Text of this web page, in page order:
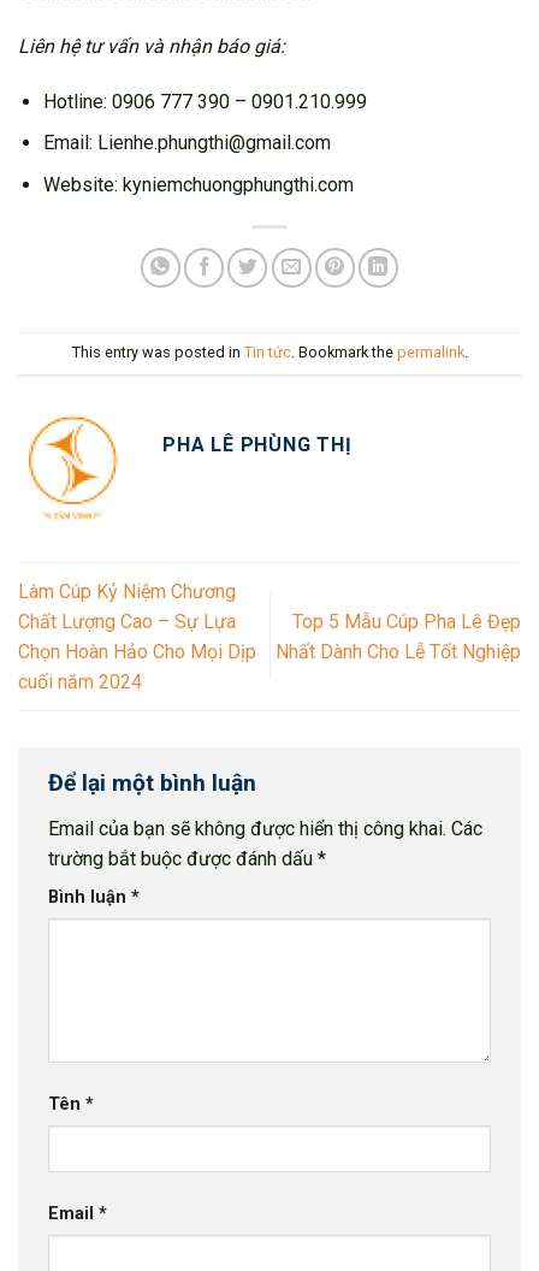
Liên hệ tư vấn và nhận báo giá:
Hotline: 0906 777 390 – 0901.210.999
Email: Lienhe.phungthi@gmail.com
Website: kyniemchuongphungthi.com
This entry was posted in Tin tức. Bookmark the permalink.
PHA LÊ PHÙNG THỊ
Làm Cúp Kỷ Niệm Chương
Chất Lượng Cao – Sự Lựa
Chọn Hoàn Hảo Cho Mọi Dịp
cuối năm 2024
Top 5 Mẫu Cúp Pha Lê Đẹp
Nhất Dành Cho Lễ Tốt Nghiệp
Để lại một bình luận
Email của bạn sẽ không được hiển thị công khai. Các
trường bắt buộc được đánh dấu *
Bình luận *
Tên *
Email *